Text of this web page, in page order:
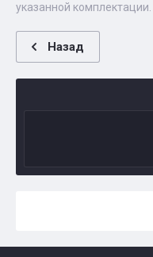
указанной комплектации.
Назад